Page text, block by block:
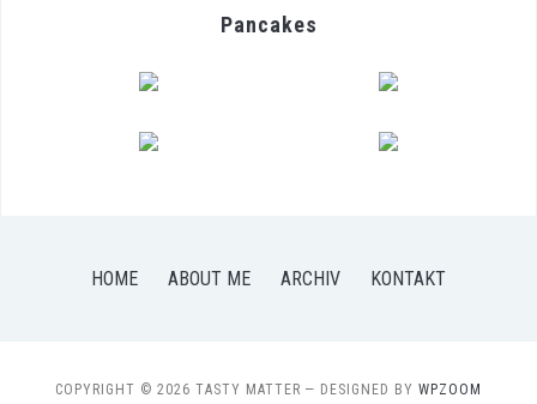
Pancakes
HOME ABOUT ME ARCHIV KONTAKT
COPYRIGHT © 2026 TASTY MATTER — DESIGNED BY WPZOOM